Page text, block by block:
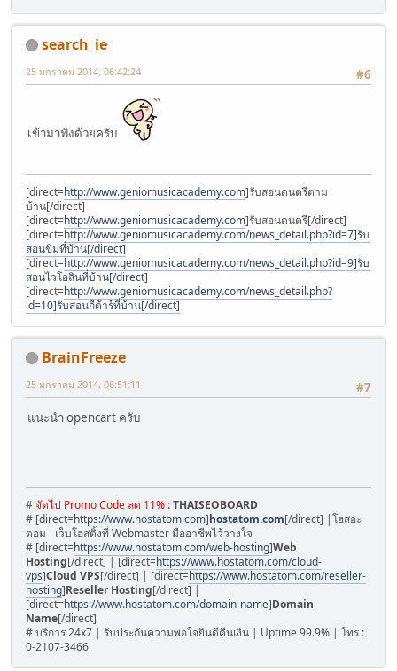
search_ie
#6
25 มกราคม 2014, 06:42:24
เข้ามาฟังด้วยครับ
[direct=http://www.geniomusicacademy.com]รับสอนดนตรีตาม
บ้าน[/direct]
[direct=http://www.geniomusicacademy.com]รับสอนดนตรี[/direct]
[direct=http://www.geniomusicacademy.com/news_detail.php?id=7]รับ
สอนขิมที่บ้าน[/direct]
[direct=http://www.geniomusicacademy.com/news_detail.php?id=9]รับ
สอนไวโอลินที่บ้าน[/direct]
[direct=http://www.geniomusicacademy.com/news_detail.php?
id=10]รับสอนกีต้าร์ที่บ้าน[/direct]
BrainFreeze
#7
25 มกราคม 2014, 06:51:11
แนะนำ opencart ครับ
#จัดไป Promo Code ลด 11% :THAISEOBOARD
# [direct=https://www.hostatom.com]hostatom.com[/direct] |โฮสอะ
ตอม - เว็บโฮสติ้งที่ Webmaster มืออาชีพไว้วางใจ
# [direct=https://www.hostatom.com/web-hosting]Web
Hosting[/direct] | [direct=https://www.hostatom.com/cloud-
vps]Cloud VPS[/direct] | [direct=https://www.hostatom.com/reseller-
hosting]Reseller Hosting[/direct] |
[direct=https://www.hostatom.com/domain-name]Domain
Name[/direct]
# บริการ 24x7 | รับประกันความพอใจยินดีคืนเงิน | Uptime 99.9% | โทร :
0-2107-3466